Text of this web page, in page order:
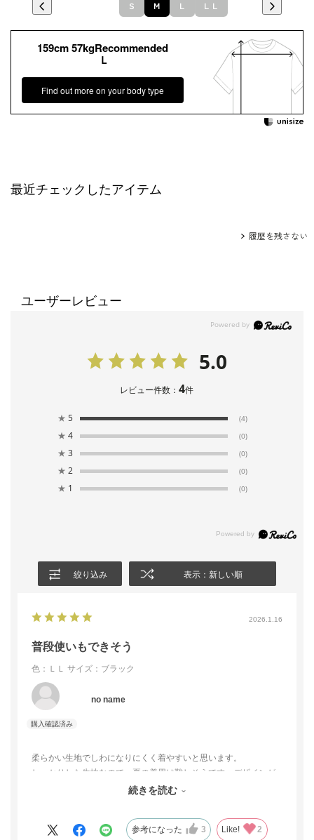
Ｓ Ｍ Ｌ ＬＬ
159cm 57kgRecommended
Ｌ
Find out more on your body type
最近チェックしたアイテム
履歴を残さない
ユーザーレビュー
5.0
レビュー件数：4件
★ 5 (4)
★ 4 (0)
★ 3 (0)
★ 2 (0)
★ 1 (0)
絞り込み 表示：新しい順
2026.1.16
普段使いもできそう
色：ＬＬ サイズ：ブラック
no name
柔らかい生地でしわになりにくく着やすいと思います。
しっかりした生地なので、夏の着用は難しそうです。デザインが
とてもかわいいので、アクセサリーを工夫すればセレモニー以外
続きを読む
参考になった 3 Like! 2